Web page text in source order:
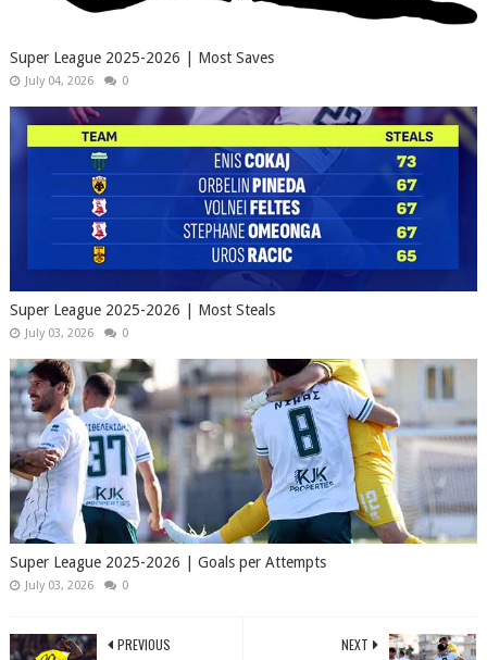
Super League 2025-2026 | Most Saves
July 04, 2026 0
Super League 2025-2026 | Most Steals
July 03, 2026 0
Super League 2025-2026 | Goals per Attempts
July 03, 2026 0
NEXT
PREVIOUS